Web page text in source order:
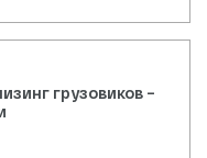
грузовиков –